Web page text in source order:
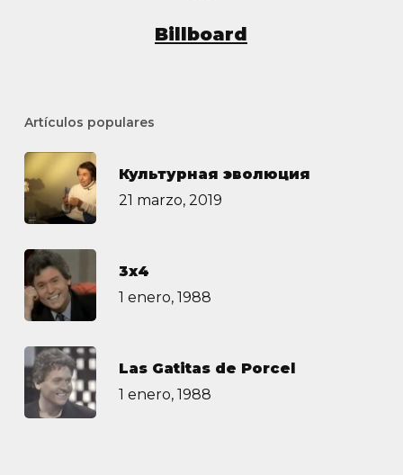
Billboard
Artículos populares
Культурная эволюция
21 marzo, 2019
3х4
1 enero, 1988
Las Gatitas de Porcel
1 enero, 1988